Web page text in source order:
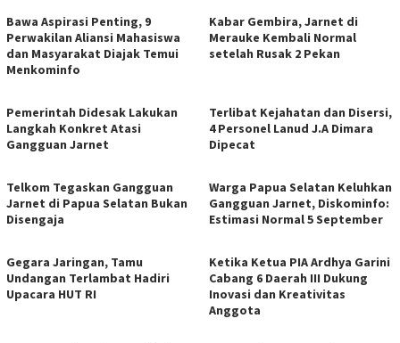
Bawa Aspirasi Penting, 9
Perwakilan Aliansi Mahasiswa
dan Masyarakat Diajak Temui
Menkominfo
Kabar Gembira, Jarnet di
Merauke Kembali Normal
setelah Rusak 2 Pekan
Pemerintah Didesak Lakukan
Langkah Konkret Atasi
Gangguan Jarnet
Terlibat Kejahatan dan Disersi,
4 Personel Lanud J.A Dimara
Dipecat
Telkom Tegaskan Gangguan
Jarnet di Papua Selatan Bukan
Disengaja
Warga Papua Selatan Keluhkan
Gangguan Jarnet, Diskominfo:
Estimasi Normal 5 September
Gegara Jaringan, Tamu
Undangan Terlambat Hadiri
Upacara HUT RI
Ketika Ketua PIA Ardhya Garini
Cabang 6 Daerah III Dukung
Inovasi dan Kreativitas
Anggota